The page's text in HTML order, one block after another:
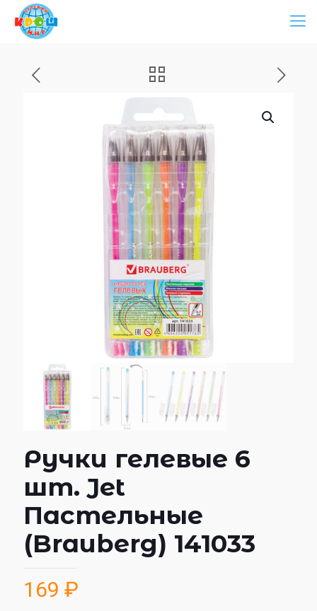
Ручки гелевые 6
шт. Jet
Пастельные
(Brauberg) 141033
169 ₽